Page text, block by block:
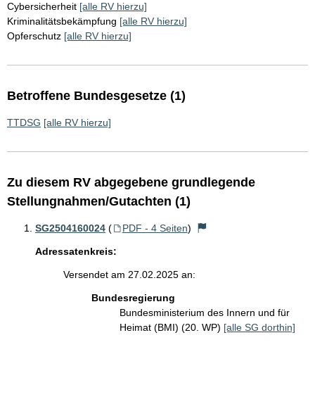
Cybersicherheit [alle RV hierzu]
Kriminalitätsbekämpfung [alle RV hierzu]
Opferschutz [alle RV hierzu]
Betroffene Bundesgesetze (1)
TTDSG [alle RV hierzu]
Zu diesem RV abgegebene grundlegende
Stellungnahmen/Gutachten (1)
SG2504160024 ( PDF - 4 Seiten)
Adressatenkreis:
Versendet am 27.02.2025 an:
Bundesregierung
Bundesministerium des Innern und für
Heimat (BMI) (20. WP) [alle SG dorthin]